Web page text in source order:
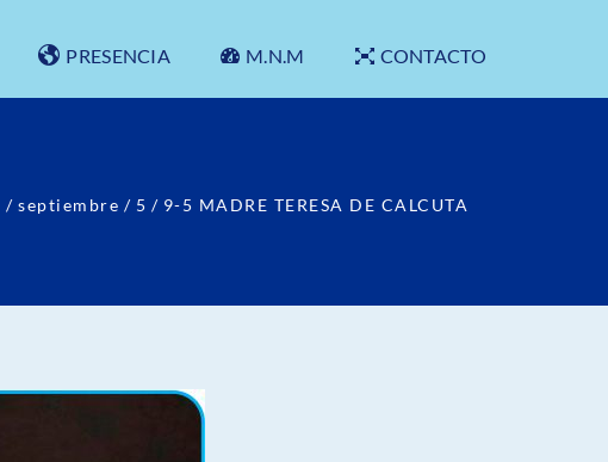
PRESENCIA M.N.M CONTACTO
/ septiembre / 5 / 9-5 MADRE TERESA DE CALCUTA